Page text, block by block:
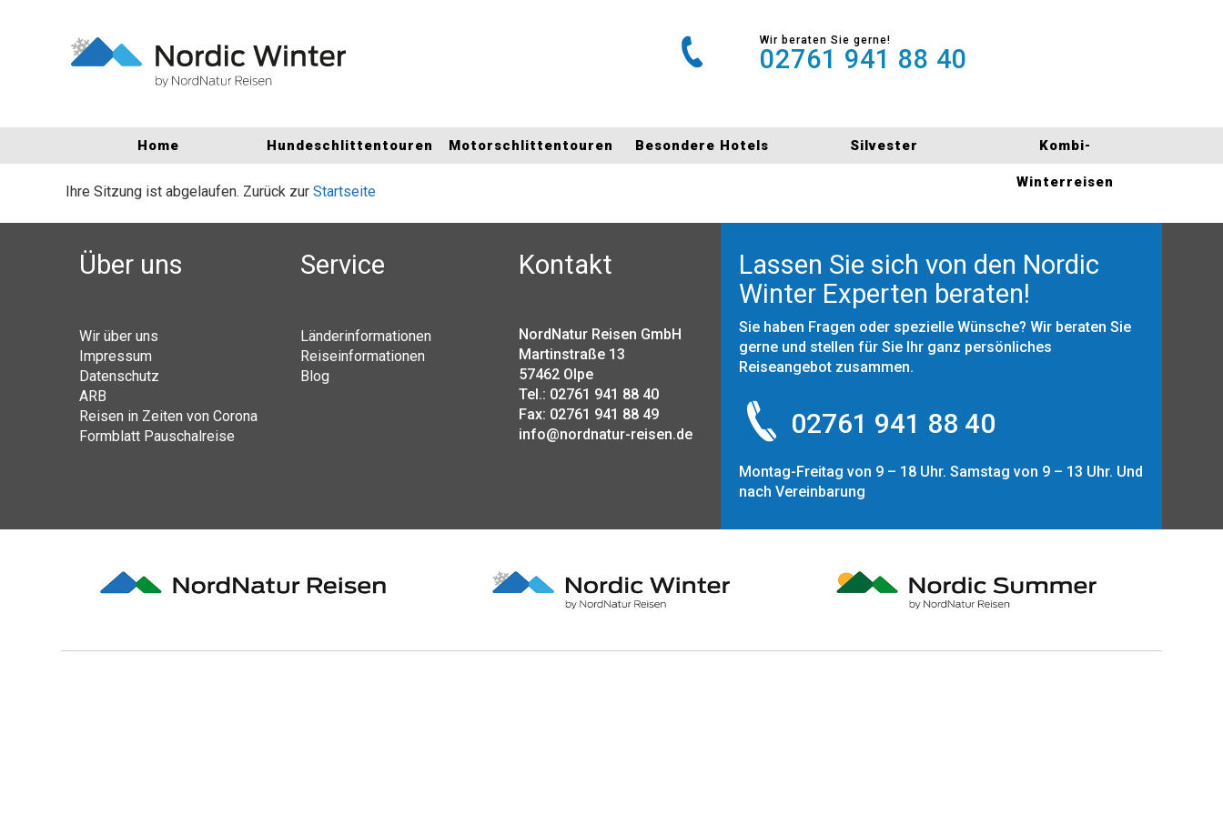
Wir beraten Sie gerne!
02761 941 88 40
Home Hundeschlittentouren Motorschlittentouren Besondere Hotels Silvester Kombi-
Winterreisen
Ihre Sitzung ist abgelaufen. Zurück zur Startseite
Über uns
Wir über uns
Impressum
Datenschutz
ARB
Reisen in Zeiten von Corona
Formblatt Pauschalreise
Service
Länderinformationen
Reiseinformationen
Blog
Kontakt
NordNatur Reisen GmbH
Martinstraße 13
57462 Olpe
Tel.: 02761 941 88 40
Fax: 02761 941 88 49
info@nordnatur-reisen.de
Lassen Sie sich von den Nordic
Winter Experten beraten!
Sie haben Fragen oder spezielle Wünsche? Wir beraten Sie
gerne und stellen für Sie Ihr ganz persönliches
Reiseangebot zusammen.
02761 941 88 40
Montag-Freitag von 9 – 18 Uhr. Samstag von 9 – 13 Uhr. Und
nach Vereinbarung